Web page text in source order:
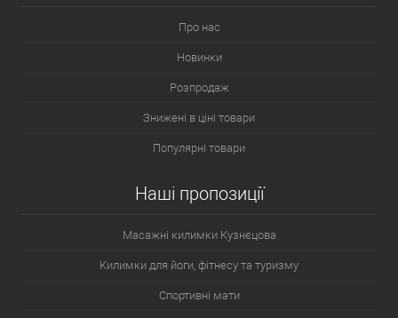
Про нас
Новинки
Розпродаж
Знижені в ціні товари
Популярні товари
Наші пропозиції
Масажні килимки Кузнєцова
Килимки для йоги, фітнесу та туризму
Спортивні мати